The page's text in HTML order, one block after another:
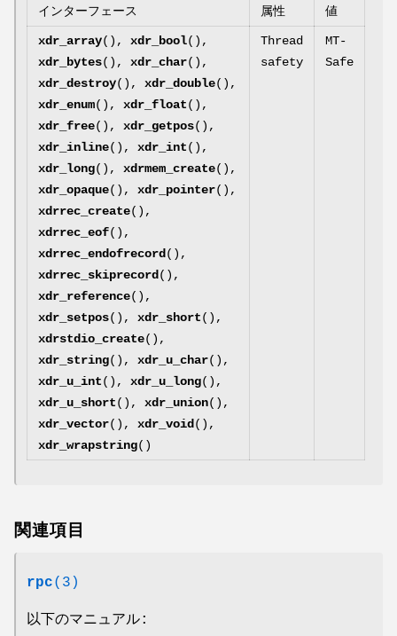
インターフェース 属性 値
xdr_array(), xdr_bool(),
xdr_bytes(), xdr_char(),
xdr_destroy(), xdr_double(),
xdr_enum(), xdr_float(),
xdr_free(), xdr_getpos(),
xdr_inline(), xdr_int(),
xdr_long(), xdrmem_create(),
xdr_opaque(), xdr_pointer(),
xdrrec_create(),
xdrrec_eof(),
xdrrec_endofrecord(),
xdrrec_skiprecord(),
xdr_reference(),
xdr_setpos(), xdr_short(),
xdrstdio_create(),
xdr_string(), xdr_u_char(),
xdr_u_int(), xdr_u_long(),
xdr_u_short(), xdr_union(),
xdr_vector(), xdr_void(),
xdr_wrapstring()
Thread
safety
MT-
Safe
関連項目
rpc(3)
以下のマニュアル: